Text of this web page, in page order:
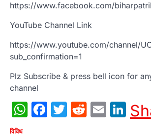
https://www.facebook.com/
YouTube Channel Link
https://www.youtube.com/channel/
sub_confirmation=1
Plz Subscribe & press bell icon for
channel
WhatsApp
Facebook
Twitter
Reddit
Email
विविध